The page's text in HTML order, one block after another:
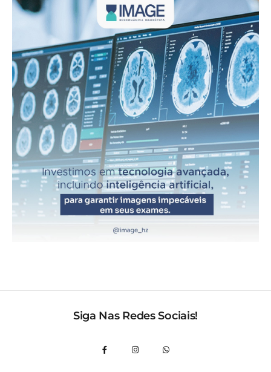
Siga Nas Redes Sociais!